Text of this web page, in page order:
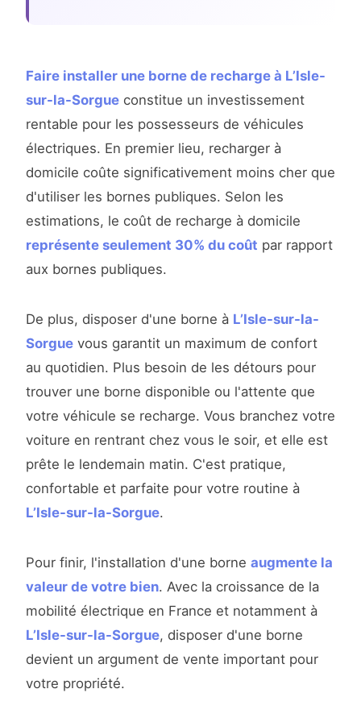
Faire installer une borne de recharge à L’Isle-
sur-la-Sorgue constitue un investissement
rentable pour les possesseurs de véhicules
électriques. En premier lieu, recharger à
domicile coûte significativement moins cher que
d'utiliser les bornes publiques. Selon les
estimations, le coût de recharge à domicile
représente seulement 30% du coût par rapport
aux bornes publiques.
De plus, disposer d'une borne à L’Isle-sur-la-
Sorgue vous garantit un maximum de confort
au quotidien. Plus besoin de les détours pour
trouver une borne disponible ou l'attente que
votre véhicule se recharge. Vous branchez votre
voiture en rentrant chez vous le soir, et elle est
prête le lendemain matin. C'est pratique,
confortable et parfaite pour votre routine à
L’Isle-sur-la-Sorgue.
Pour finir, l'installation d'une borne augmente la
valeur de votre bien. Avec la croissance de la
mobilité électrique en France et notamment à
L’Isle-sur-la-Sorgue, disposer d'une borne
devient un argument de vente important pour
votre propriété.